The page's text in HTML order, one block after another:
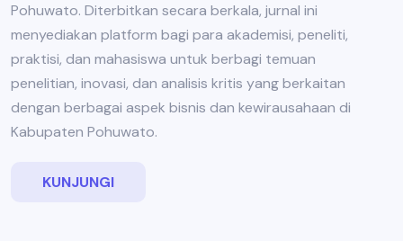
Pohuwato. Diterbitkan secara berkala, jurnal ini
menyediakan platform bagi para akademisi, peneliti,
praktisi, dan mahasiswa untuk berbagi temuan
penelitian, inovasi, dan analisis kritis yang berkaitan
dengan berbagai aspek bisnis dan kewirausahaan di
Kabupaten Pohuwato.
KUNJUNGI